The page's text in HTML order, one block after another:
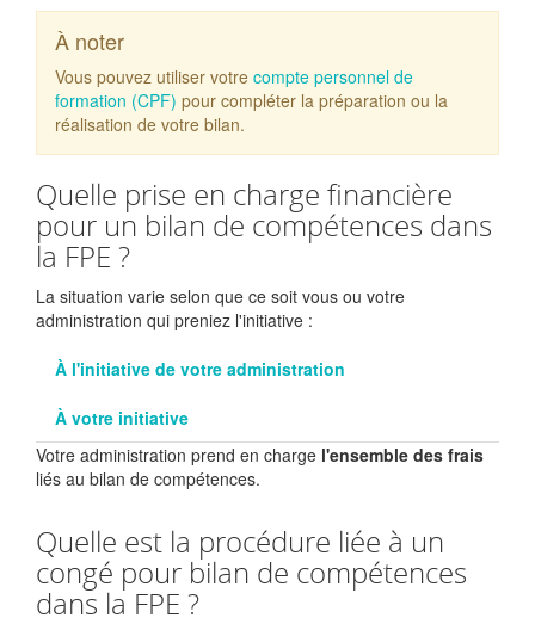
À noter
Vous pouvez utiliser votre compte personnel de
formation (CPF) pour compléter la préparation ou la
réalisation de votre bilan.
Quelle prise en charge financière
pour un bilan de compétences dans
la FPE ?
La situation varie selon que ce soit vous ou votre
administration qui preniez l'initiative :
À l'initiative de votre administration
À votre initiative
Votre administration prend en charge l'ensemble des frais
liés au bilan de compétences.
Quelle est la procédure liée à un
congé pour bilan de compétences
dans la FPE ?